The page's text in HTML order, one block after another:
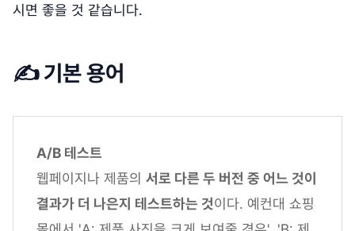
시면 좋을 것 같습니다.
✍️ 기본 용어
A/B 테스트
웹페이지나 제품의 서로 다른 두 버전 중 어느 것이
결과가 더 나은지 테스트하는 것이다. 예컨대 쇼핑